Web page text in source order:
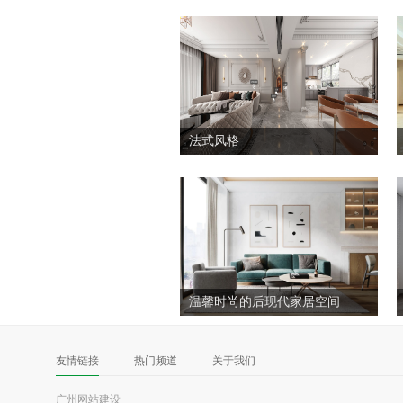
法式风格
温馨时尚的后现代家居空间
友情链接 热门频道 关于我们
广州网站建设